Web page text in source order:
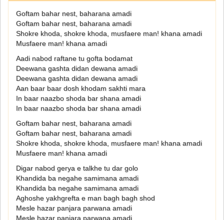
Goftam bahar nest, baharana amadi
Goftam bahar nest, baharana amadi
Shokre khoda, shokre khoda, musfaere man! khana amadi
Musfaere man! khana amadi
Aadi nabod raftane tu gofta bodamat
Deewana gashta didan dewana amadi
Deewana gashta didan dewana amadi
Aan baar baar dosh khodam sakhti mara
In baar naazbo shoda bar shana amadi
In baar naazbo shoda bar shana amadi
Goftam bahar nest, baharana amadi
Goftam bahar nest, baharana amadi
Shokre khoda, shokre khoda, musfaere man! khana amadi
Musfaere man! khana amadi
Digar nabod gerya e talkhe tu dar golo
Khandida ba negahe samimana amadi
Khandida ba negahe samimana amadi
Aghoshe yakhgrefta e man bagh bagh shod
Mesle hazar panjara parwana amadi
Mesle hazar panjara parwana amadi